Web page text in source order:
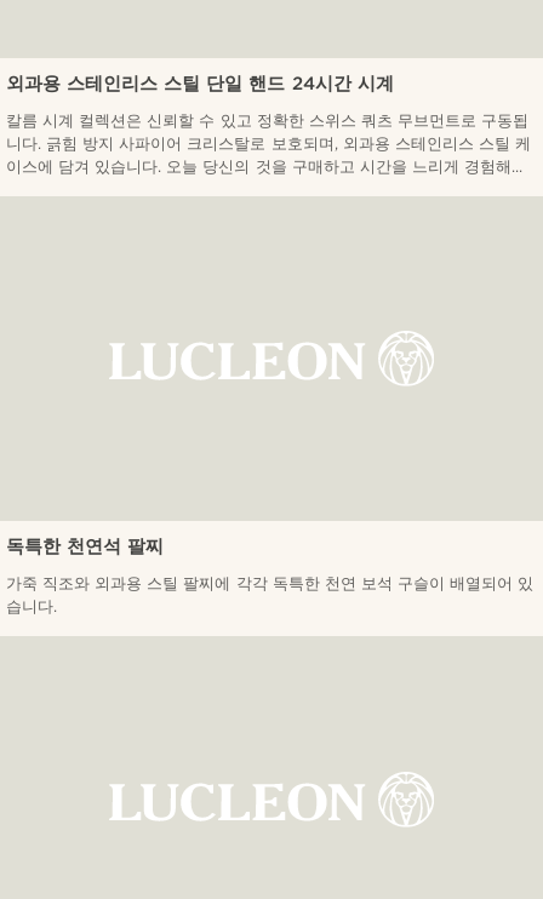
외과용 스테인리스 스틸 단일 핸드 24시간 시계
칼름 시계 컬렉션은 신뢰할 수 있고 정확한 스위스 쿼츠 무브먼트로 구동됩
니다. 긁힘 방지 사파이어 크리스탈로 보호되며, 외과용 스테인리스 스틸 케
이스에 담겨 있습니다. 오늘 당신의 것을 구매하고 시간을 느리게 경험해...
독특한 천연석 팔찌
가죽 직조와 외과용 스틸 팔찌에 각각 독특한 천연 보석 구슬이 배열되어 있
습니다.